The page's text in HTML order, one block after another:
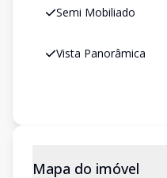
Semi Mobiliado
Vista Panorâmica
Mapa do imóvel